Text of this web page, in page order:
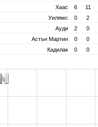
Хаас
6 11
Уилямс
0 2
Ауди
2 0
Астън Мартин
0 0
Кадилак
0 0